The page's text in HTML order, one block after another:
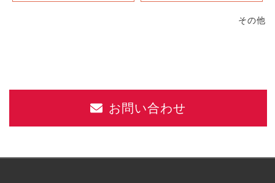
その他
お問い合わせ